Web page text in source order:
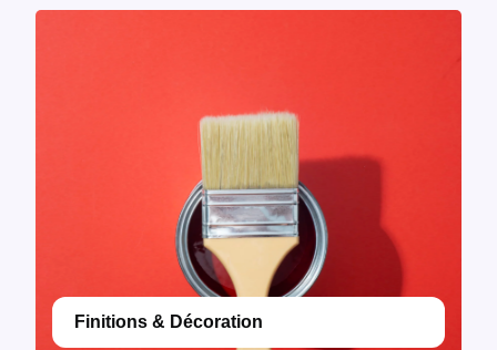
Finitions & Décoration